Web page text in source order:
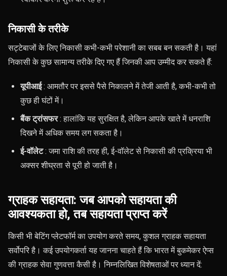
निकासी के तरीके
सट्टेबाजों के लिए निकासी कभी-कभी परेशानी का सबब बन सकती है। यहां
निकासी के कुछ सामान्य तरीके दिए गए हैं जिनकी आप उम्मीद कर सकते हैं:
यूपीआई: आमतौर पर इससे पैसे निकालने में तेजी आती है, कभी-कभी तो
कुछ ही घंटों में।
बैंक ट्रांसफर: हालांकि यह सुरक्षित है, लेकिन आपके खाते में धनराशि
दिखने में अधिक समय लग सकता है।
ई-वॉलेट: जमा राशि की तरह ही, ई-वॉलेट से निकासी की प्रक्रिया भी
अक्सर शीघ्रता से पूरी हो जाती है।
ग्राहक सहायता: जब आपको सहायता की
आवश्यकता हो, तब सहायता प्राप्त करें
किसी भी बेटिंग प्लेटफॉर्म का उपयोग करते समय, कुशल ग्राहक सहायता
सर्वोपरि है। कई उपयोगकर्ता यह जानना चाहते हैं कि भारत में बुकमेकर ऐप्स
की ग्राहक सेवा गुणवत्ता कैसी है। निम्नलिखित विशेषताओं पर ध्यान दें: